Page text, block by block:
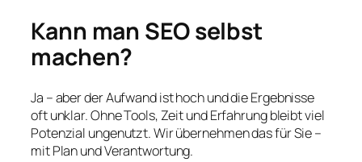
Kann man SEO selbst
machen?
Ja – aber der Aufwand ist hoch und die Ergebnisse
oft unklar. Ohne Tools, Zeit und Erfahrung bleibt viel
Potenzial ungenutzt. Wir übernehmen das für Sie –
mit Plan und Verantwortung.